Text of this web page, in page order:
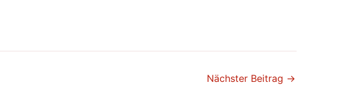
Nächster Beitrag →